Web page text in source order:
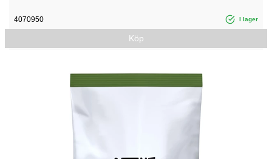
4070950 I lager
Köp